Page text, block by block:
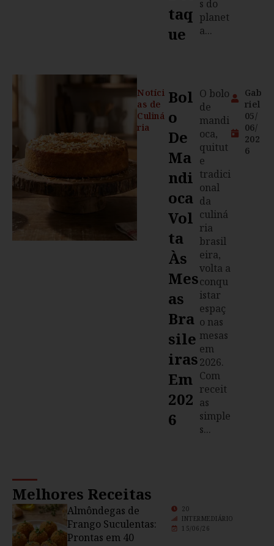
Taq
Ue
s do
planet
a...
Notíci
as de
Culiná
ria
Bol
O
De
Ma
Ndi
Oca
Vol
Ta
Às
Mes
As
Bra
Sile
Iras
Em
202
6
O bolo
de
mandi
oca,
quitut
e
tradici
onal
da
culiná
ria
brasil
eira,
volta a
conqu
istar
espaç
o nas
mesas
em
2026.
Com
receit
as
simple
s...
Gab
riel
05/
06/
202
6
Melhores Receitas
Almôndegas de
Frango Suculentas:
Prontas em 40
20
INTERMEDIÁRIO
15/06/26